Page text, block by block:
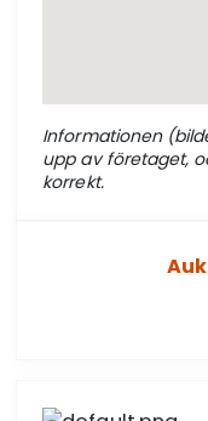
Informationen
upp av företaget,
korrekt.